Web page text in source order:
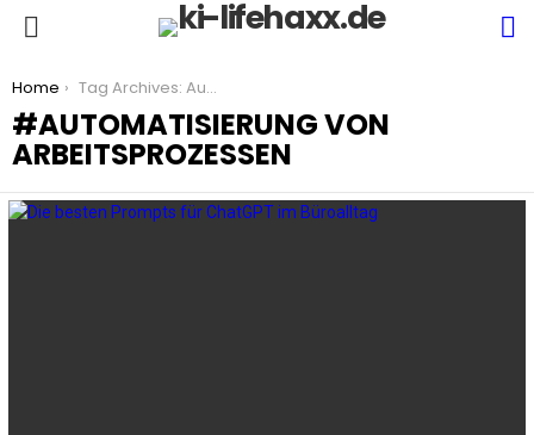
You are here:
Home Tag Archives: Automatisierung von Arbeitsprozessen
AUTOMATISIERUNG VON
ARBEITSPROZESSEN